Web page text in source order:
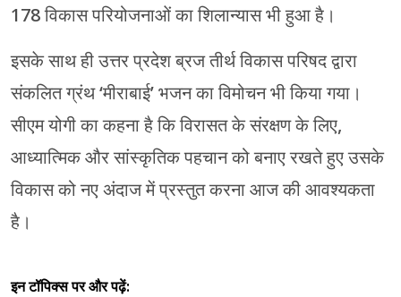
178 विकास परियोजनाओं का शिलान्यास भी हुआ है।
इसके साथ ही उत्तर प्रदेश ब्रज तीर्थ विकास परिषद द्वारा
संकलित ग्रंथ ‘मीराबाई’ भजन का विमोचन भी किया गया।
सीएम योगी का कहना है कि विरासत के संरक्षण के लिए,
आध्यात्मिक और सांस्कृतिक पहचान को बनाए रखते हुए उसके
विकास को नए अंदाज में प्रस्तुत करना आज की आवश्यकता
है।
इन टॉपिक्स पर और पढ़ें: